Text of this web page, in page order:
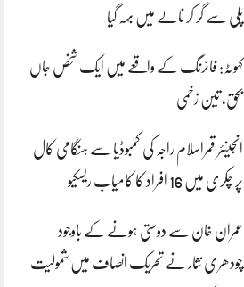
پلی سے گر کر نالے میں بہہ گیا
کہوٹہ: فائرنگ کے واقعے میں ایک شخص جاں
بحق، تین زخمی
انجینئر قمراسلام راجہ کی کمبوڈیا سے ہنگامی کال
پر چکری میں 16 افراد کا کامیاب ریسکیو
عمران خان سے دوستی ہونے کے باوجود
چودھری نثار نے تحریک انصاف میں شمولیت